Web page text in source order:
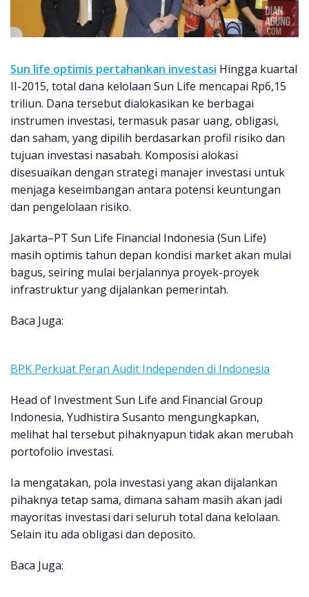
Sun life optimis pertahankan investasi Hingga kuartal
II-2015, total dana kelolaan Sun Life mencapai Rp6,15
triliun. Dana tersebut dialokasikan ke berbagai
instrumen investasi, termasuk pasar uang, obligasi,
dan saham, yang dipilih berdasarkan profil risiko dan
tujuan investasi nasabah. Komposisi alokasi
disesuaikan dengan strategi manajer investasi untuk
menjaga keseimbangan antara potensi keuntungan
dan pengelolaan risiko.
Jakarta–PT Sun Life Financial Indonesia (Sun Life)
masih optimis tahun depan kondisi market akan mulai
bagus, seiring mulai berjalannya proyek-proyek
infrastruktur yang dijalankan pemerintah.
Baca Juga:
BPK Perkuat Peran Audit Independen di Indonesia
Head of Investment Sun Life and Financial Group
Indonesia, Yudhistira Susanto mengungkapkan,
melihat hal tersebut pihaknyapun tidak akan merubah
portofolio investasi.
Ia mengatakan, pola investasi yang akan dijalankan
pihaknya tetap sama, dimana saham masih akan jadi
mayoritas investasi dari seluruh total dana kelolaan.
Selain itu ada obligasi dan deposito.
Baca Juga: